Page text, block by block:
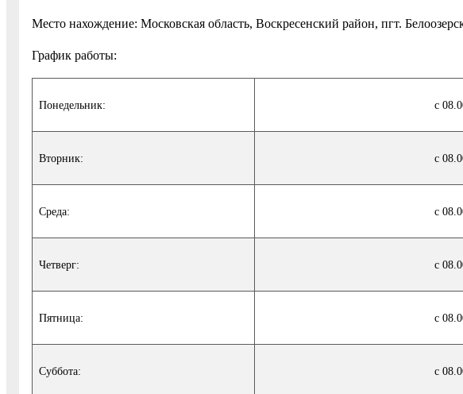
Место нахождение: Московская область, Воскресенский район, пгт.
График работы:
Понедельник: с
Вторник: с
Среда: с
Четверг: с
Пятница: с
Суббота: с